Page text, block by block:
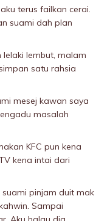
terus failkan cerai.
suami dah plan
Iembut, malam
satu rahsia
mesej kawan saya
masalah
KFC pun kena
kena intai dari
suami pinjam duit mak
Sampai